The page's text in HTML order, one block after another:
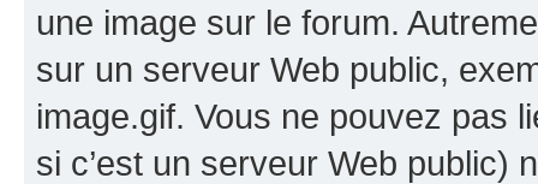
une image sur le forum.
sur un serveur Web public,
image.gif. Vous ne pouvez pas
si c’est un serveur Web public)